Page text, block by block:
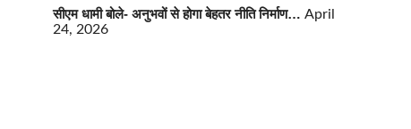
सीएम धामी बोले- अनुभवों से होगा बेहतर नीति निर्माण… April
24, 2026